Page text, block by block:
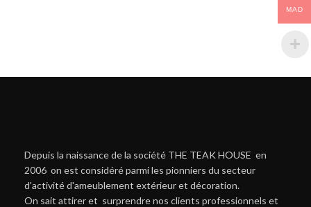
Depuis la naissance de la société THE TEAK HOUSE en
2006 on est considéré parmi les pionniers du secteur
d'activité d'ameublement extérieur et décoration.
On sait attirer et surprendre nos clients professionnels et
MAD